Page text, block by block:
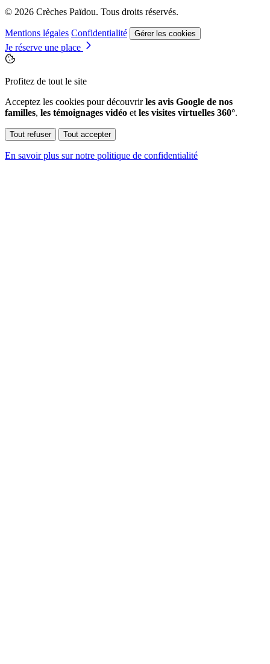
© 2026 Crèches Païdou. Tous droits réservés.
Mentions légales Confidentialité Gérer les cookies
Je réserve une place
Profitez de tout le site
Acceptez les cookies pour découvrirles avis Google de nos
familles, les témoignages vidéo et les visites virtuelles 360°.
Tout refuser Tout accepter
En savoir plus sur notre politique de confidentialité